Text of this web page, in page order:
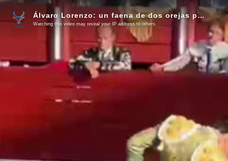
Álvaro Lorenzo: un faena de dos orejas para mantener su idilio con Toledo (Vídeo)
Watching this video may reveal your IP address to others.